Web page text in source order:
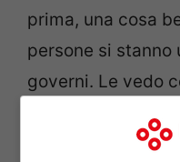
prima, una cosa
persone si stanno
governi. Le vedo
messo a